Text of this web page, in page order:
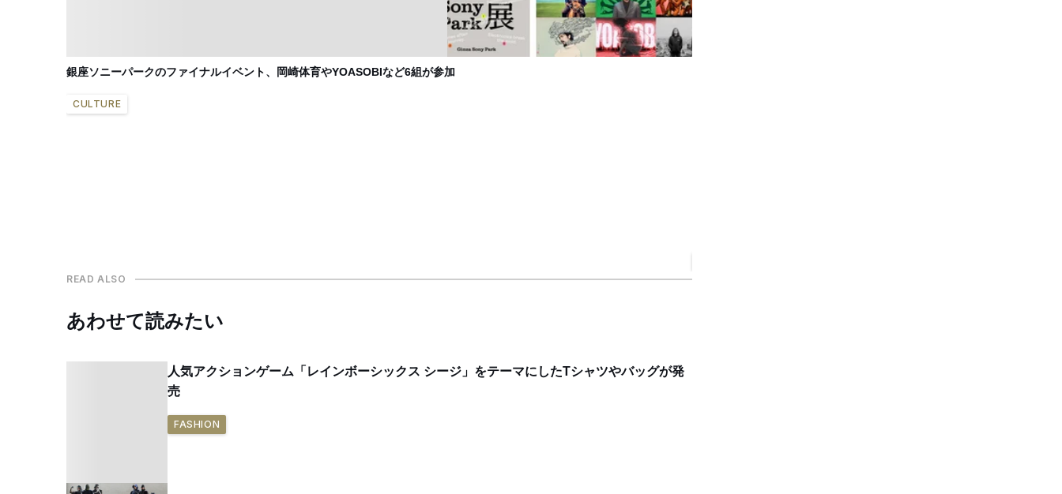
銀座ソニーパークのファイナルイベント、岡崎体育やYOASOBIなど6組が参加
CULTURE
READ ALSO
あわせて読みたい
人気アクションゲーム「レインボーシックス シージ」をテーマにしたTシャツやバッグが発
売
FASHION